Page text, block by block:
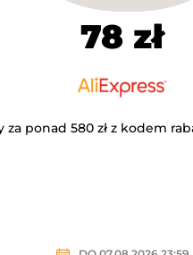
78 zł
za ponad 580 zł z kodem